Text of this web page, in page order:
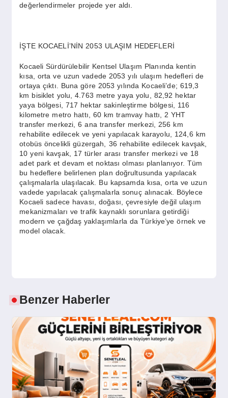
değerlendirmeler projede yer aldı.
İŞTE KOCAELİ’NİN 2053 ULAŞIM HEDEFLERİ
Kocaeli Sürdürülebilir Kentsel Ulaşım Planında kentin
kısa, orta ve uzun vadede 2053 yılı ulaşım hedefleri de
ortaya çıktı. Buna göre 2053 yılında Kocaeli’de; 619,3
km bisiklet yolu, 4.763 metre yaya yolu, 82,92 hektar
yaya bölgesi, 717 hektar sakinleştirme bölgesi, 116
kilometre metro hattı, 60 km tramvay hattı, 2 YHT
transfer merkezi, 6 ana transfer merkezi, 256 km
rehabilite edilecek ve yeni yapılacak karayolu, 124,6 km
otobüs öncelikli güzergah, 36 rehabilite edilecek kavşak,
10 yeni kavşak, 17 türler arası transfer merkezi ve 18
adet park et devam et noktası olması planlanıyor. Tüm
bu hedeflere belirlenen plan doğrultusunda yapılacak
çalışmalarla ulaşılacak. Bu kapsamda kısa, orta ve uzun
vadede yapılacak çalışmalarla sonuç alınacak. Böylece
Kocaeli sadece havası, doğası, çevresiyle değil ulaşım
mekanizmaları ve trafik kaynaklı sorunlara getirdiği
modern ve çağdaş yaklaşımlarla da Türkiye’ye örnek ve
model olacak.
Benzer Haberler